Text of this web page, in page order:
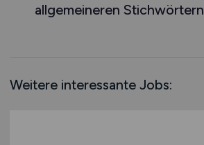
Schleswig-Holstein
Schweiz
allgemeineren Stichwörtern
Weitere interessante Jobs: